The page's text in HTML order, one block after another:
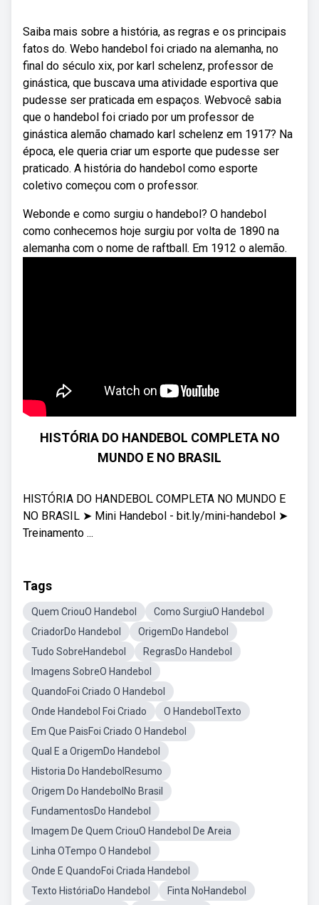
Saiba mais sobre a história, as regras e os principais
fatos do. Webo handebol foi criado na alemanha, no
final do século xix, por karl schelenz, professor de
ginástica, que buscava uma atividade esportiva que
pudesse ser praticada em espaços. Webvocê sabia
que o handebol foi criado por um professor de
ginástica alemão chamado karl schelenz em 1917? Na
época, ele queria criar um esporte que pudesse ser
praticado. A história do handebol como esporte
coletivo começou com o professor.
Webonde e como surgiu o handebol? O handebol
como conhecemos hoje surgiu por volta de 1890 na
alemanha com o nome de raftball. Em 1912 o alemão.
HISTÓRIA DO HANDEBOL COMPLETA NO
MUNDO E NO BRASIL
HISTÓRIA DO HANDEBOL COMPLETA NO MUNDO E
NO BRASIL ➤ Mini Handebol - bit.ly/mini-handebol ➤
Treinamento ...
Tags
Quem CriouO Handebol
Como SurgiuO Handebol
CriadorDo Handebol
OrigemDo Handebol
Tudo SobreHandebol
RegrasDo Handebol
Imagens SobreO Handebol
QuandoFoi Criado O Handebol
Onde Handebol Foi Criado
O HandebolTexto
Em Que PaisFoi Criado O Handebol
Qual E a OrigemDo Handebol
Historia Do HandebolResumo
Origem Do HandebolNo Brasil
FundamentosDo Handebol
Imagem De Quem CriouO Handebol De Areia
Linha OTempo O Handebol
Onde E QuandoFoi Criada Handebol
Texto HistóriaDo Handebol
Finta NoHandebol